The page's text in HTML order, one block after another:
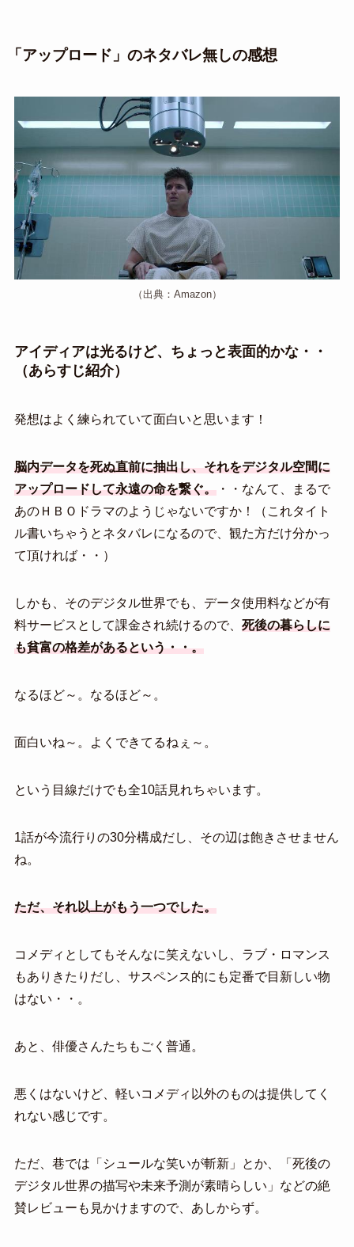
「アップロード」のネタバレ無しの感想
（出典：Amazon）
アイディアは光るけど、ちょっと表面的かな・・
（あらすじ紹介）
発想はよく練られていて面白いと思います！
脳内データを死ぬ直前に抽出し、それをデジタル空間に
アップロードして永遠の命を繋ぐ。・・なんて、まるで
あのＨＢＯドラマのようじゃないですか！（これタイト
ル書いちゃうとネタバレになるので、観た方だけ分かっ
て頂ければ・・）
しかも、そのデジタル世界でも、データ使用料などが有
料サービスとして課金され続けるので、 死後の暮らしに
も貧富の格差があるという・・。
なるほど～。なるほど～。
面白いね～。よくできてるねぇ～。
という目線だけでも全10話見れちゃいます。
1話が今流行りの30分構成だし、その辺は飽きさせません
ね。
ただ、それ以上がもう一つでした。
コメディとしてもそんなに笑えないし、ラブ・ロマンス
もありきたりだし、サスペンス的にも定番で目新しい物
はない・・。
あと、俳優さんたちもごく普通。
悪くはないけど、軽いコメディ以外のものは提供してく
れない感じです。
ただ、巷では「シュールな笑いが斬新」とか、「死後の
デジタル世界の描写や未来予測が素晴らしい」などの絶
賛レビューも見かけますので、あしからず。